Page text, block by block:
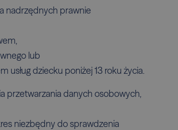
nadrzędnych prawnie
lub
usług dziecku poniżej 13 roku życia.
przetwarzania danych osobowych,
niezbędny do sprawdzenia